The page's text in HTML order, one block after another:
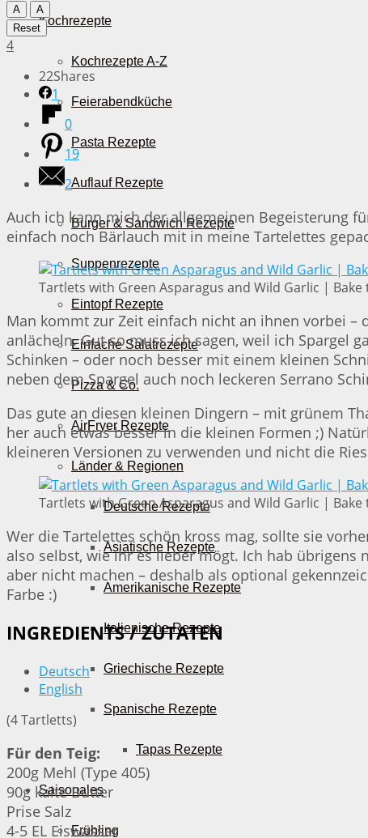
Kochrezepte
Kochrezepte A-Z
Feierabendküche
Pasta Rezepte
Auflauf Rezepte
Burger & Sandwich Rezepte
Suppenrezepte
Eintopf Rezepte
Einfache Salatrezepte
Pizza & Co.
AirFryer Rezepte
Länder & Regionen
Deutsche Rezepte
Asiatische Rezepte
Amerikanische Rezepte
Italienische Rezepte
Griechische Rezepte
Spanische Rezepte
Tapas Rezepte
Saisonales
Frühling
A
A
Reset
4
22Shares
1
0
19
2
Auch ich kann mich der allgemeinen Begeisterung
einfach noch Bärlauch mit in meine Tartelettes
Tartlets with Green Asparagus and Wild Garlic |
Man kommt zur Zeit einfach nicht an ihnen vorbei
anlächeln. Gut so muss ich sagen, weil ich Spargel
Schinken – oder noch besser mit einem kleinen
neben dem Spargel auch noch leckeren Serrano
Das gute an diesen kleinen Dingern – mit grünem
her auch etwas besser in die kleinen Formen ;)
kleineren Versionen zu verwenden und nicht die
Tartlets with Green Asparagus and Wild Garlic |
Wer die Tartelettes schön kross mag, sollte sie
also selbst, wie ihr es lieber mögt. Ich hab
aber nicht machen – deshalb als optional
Farbe :)
INGREDIENTS / ZUTATEN
Deutsch
English
(4 Tartletts)
Für den Teig:
200g Mehl (Type 405)
90g kalte Butter
Prise Salz
4-5 EL Eiswasser